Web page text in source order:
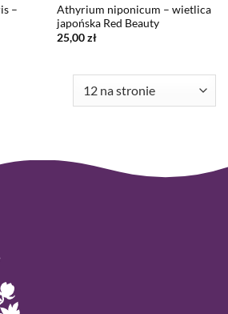
–
Athyrium niponicum – wietlica
japońska Red Beauty
25,00zł